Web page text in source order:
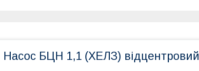
Насос БЦН 1,1 (ХЕЛЗ) відцентровий